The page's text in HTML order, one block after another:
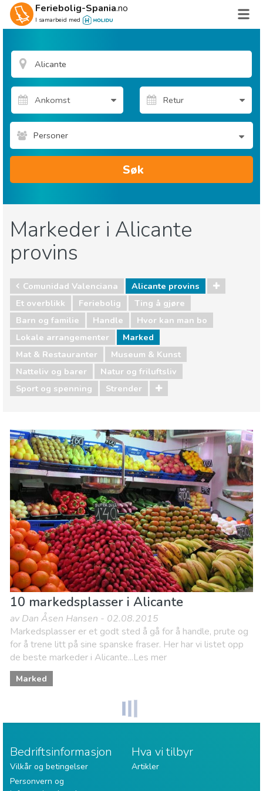
Feriebolig-Spania.no
I samarbeid med
Personer
Søk
Markeder i Alicante
provins
Comunidad Valenciana
Alicante provins
Et overblikk
Feriebolig
Ting å gjøre
Barn og familie
Handle
Hvor kan man bo
Lokale arrangementer
Marked
Mat & Restauranter
Museum & Kunst
Natteliv og barer
Natur og friluftsliv
Sport og spenning
Strender
Barn og familie
Handle
Hvor kan man bo
Lokale arrangementer
Mat & Restauranter
Museum & Kunst
Natteliv og barer
Natur og friluftsliv
Sport og spenning Strender
10 markedsplasser i Alicante
av Dan Åsen Hansen - 02.08.2015
Markedsplasser er et godt sted å gå for å handle, prute og
for å trene litt på sine spanske fraser. Her har vi listet opp
de beste markeder i Alicante...Les mer
Marked
Bedriftsinformasjon
Vilkår og betingelser
Personvern og
Hva vi tilbyr
Artikler